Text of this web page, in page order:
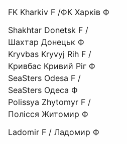
FK Kharkiv F /ФК Харків Ф
Shakhtar Donetsk F /
Шахтар Донецьк Ф
Kryvbas Kryvyj Rih F /
Кривбас Кривий Ріг Ф
SeaSters Odesa F /
SeaSters Одеса Ф
Polissya Zhytomyr F /
Полісся Житомир Ф
Ladomir F / Ладомир Ф